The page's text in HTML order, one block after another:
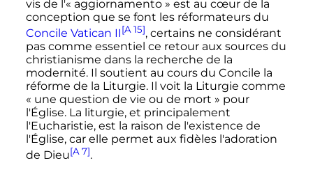
vis de l'« aggiornamento » est au cœur de la
conception que se font les réformateurs du
Concile Vatican II[A 15], certains ne considérant
pas comme essentiel ce retour aux sources du
christianisme dans la recherche de la
modernité. Il soutient au cours du Concile la
réforme de la Liturgie. Il voit la Liturgie comme
« une question de vie ou de mort » pour
l'Église. La liturgie, et principalement
l'Eucharistie, est la raison de l'existence de
l'Église, car elle permet aux fidèles l'adoration
de Dieu[A 7].